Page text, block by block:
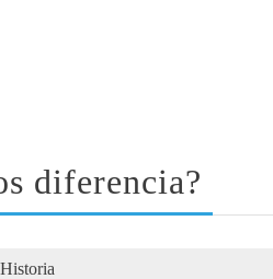
diferencia?